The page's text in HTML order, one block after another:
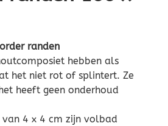
randen
hebben als
het niet rot of splintert. Ze
heeft geen onderhoud
van 4 x 4 cm zijn volbad